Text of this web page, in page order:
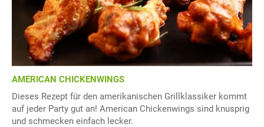
AMERICAN CHICKENWINGS
Dieses Rezept für den amerikanischen Grillklassiker kommt
auf jeder Party gut an! American Chickenwings sind knusprig
und schmecken einfach lecker.